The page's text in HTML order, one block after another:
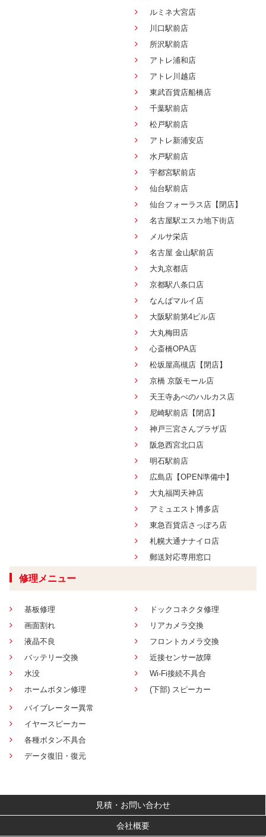
ルミネ大宮店
川口駅前店
所沢駅前店
アトレ浦和店
アトレ川越店
東武百貨店船橋店
千葉駅前店
松戸駅前店
アトレ新浦安店
水戸駅前店
宇都宮駅前店
仙台駅前店
仙台フォーラス店【閉店】
名古屋駅エスカ地下街店
メルサ栄店
名古屋 金山駅前店
大丸京都店
京都駅八条口店
なんばマルイ店
大阪駅前第4ビル店
大丸梅田店
心斎橋OPA店
松坂屋高槻店【閉店】
京橋 京阪モール店
天王寺あべのハルカス店
尼崎駅前店【閉店】
神戸三宮さんプラザ店
阪急西宮北口店
明石駅前店
広島店【OPEN準備中】
大丸福岡天神店
アミュエスト博多店
東急百貨店さっぽろ店
札幌大通ナナイロ店
郵送対応専用窓口
修理メニュー
基板修理
画面割れ
液晶不良
バッテリー交換
水没
ホームボタン修理
ドックコネクタ修理
リアカメラ交換
フロントカメラ交換
近接センサー故障
Wi-Fi接続不具合
(下部) スピーカー
バイブレーター異常
イヤースピーカー
各種ボタン不具合
データ復旧・復元
見積・お問い合わせ
会社概要